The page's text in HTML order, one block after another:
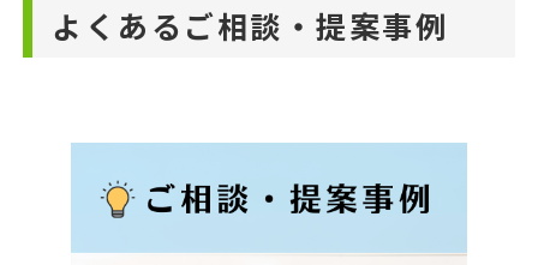
よくあるご相談・提案事例